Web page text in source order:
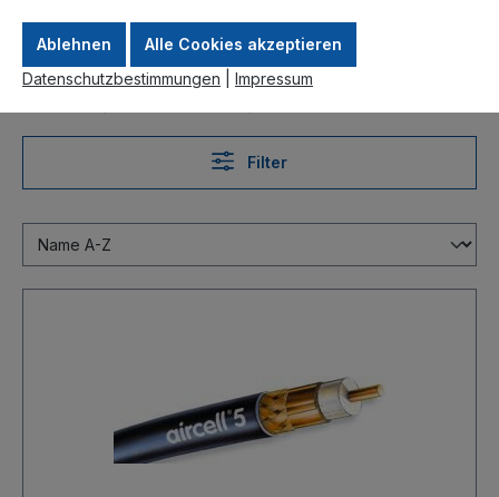
Filter
Ablehnen
Alle Cookies akzeptieren
Datenschutzbestimmungen
Impressum